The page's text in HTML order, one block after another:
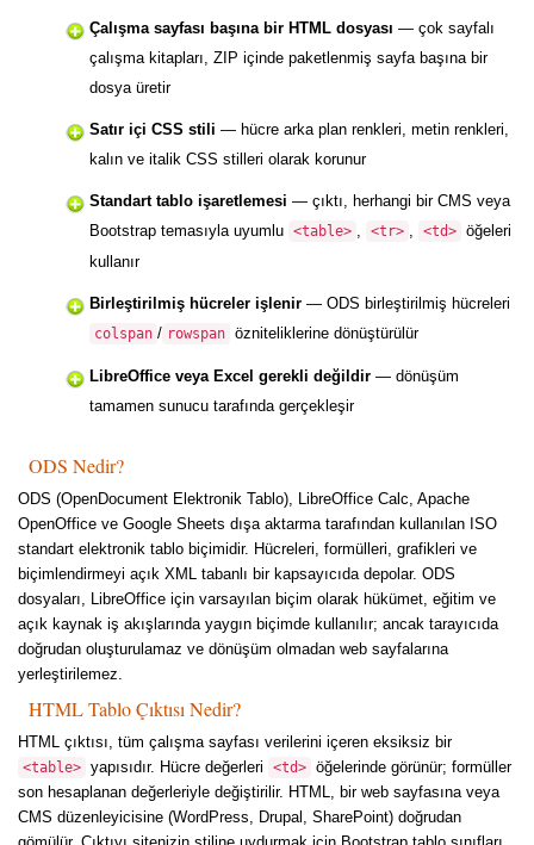
Çalışma sayfası başına bir HTML dosyası — çok sayfalı
çalışma kitapları, ZIP içinde paketlenmiş sayfa başına bir
dosya üretir
Satır içi CSS stili — hücre arka plan renkleri, metin renkleri,
kalın ve italik CSS stilleri olarak korunur
Standart tablo işaretlemesi — çıktı, herhangi bir CMS veya
Bootstrap temasıyla uyumlu <table> , <tr> , <td> öğeleri
kullanır
Birleştirilmiş hücreler işlenir — ODS birleştirilmiş hücreleri
colspan / rowspan özniteliklerine dönüştürülür
LibreOffice veya Excel gerekli değildir — dönüşüm
tamamen sunucu tarafında gerçekleşir
ODS Nedir?
ODS (OpenDocument Elektronik Tablo), LibreOffice Calc, Apache
OpenOffice ve Google Sheets dışa aktarma tarafından kullanılan ISO
standart elektronik tablo biçimidir. Hücreleri, formülleri, grafikleri ve
biçimlendirmeyi açık XML tabanlı bir kapsayıcıda depolar. ODS
dosyaları, LibreOffice için varsayılan biçim olarak hükümet, eğitim ve
açık kaynak iş akışlarında yaygın biçimde kullanılır; ancak tarayıcıda
doğrudan oluşturulamaz ve dönüşüm olmadan web sayfalarına
yerleştirilemez.
HTML Tablo Çıktısı Nedir?
HTML çıktısı, tüm çalışma sayfası verilerini içeren eksiksiz bir
<table> yapısıdır. Hücre değerleri <td> öğelerinde görünür; formüller
son hesaplanan değerleriyle değiştirilir. HTML, bir web sayfasına veya
CMS düzenleyicisine (WordPress, Drupal, SharePoint) doğrudan